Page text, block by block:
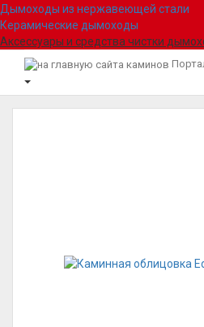
Дымоходы из нержавеющей стали
Керамические дымоходы
Аксессуары и средства чистки